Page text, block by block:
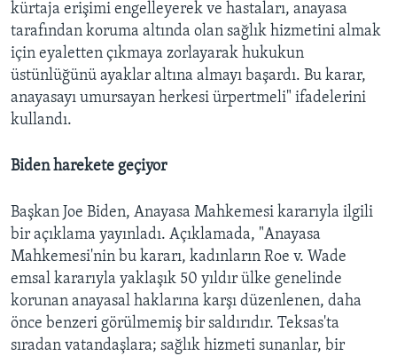
kürtaja erişimi engelleyerek ve hastaları, anayasa
tarafından koruma altında olan sağlık hizmetini almak
için eyaletten çıkmaya zorlayarak hukukun
üstünlüğünü ayaklar altına almayı başardı. Bu karar,
anayasayı umursayan herkesi ürpertmeli" ifadelerini
kullandı.
Biden harekete geçiyor
Başkan Joe Biden, Anayasa Mahkemesi kararıyla ilgili
bir açıklama yayınladı. Açıklamada, "Anayasa
Mahkemesi'nin bu kararı, kadınların Roe v. Wade
emsal kararıyla yaklaşık 50 yıldır ülke genelinde
korunan anayasal haklarına karşı düzenlenen, daha
önce benzeri görülmemiş bir saldırıdır. Teksas'ta
sıradan vatandaşlara; sağlık hizmeti sunanlar, bir